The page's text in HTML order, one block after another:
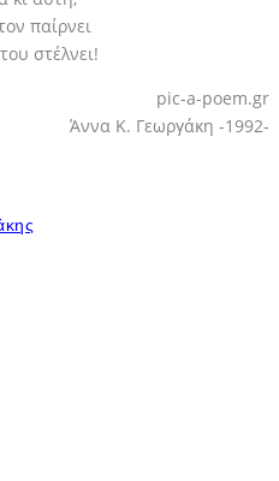
παίρνει
στέλνει!
pic-a-poem.gr
Άννα Κ. Γεωργάκη -1992-